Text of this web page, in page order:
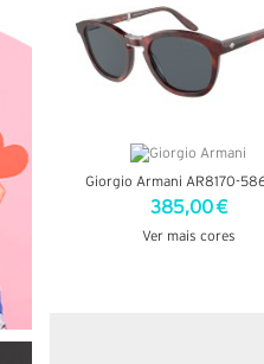
Giorgio Armani AR8170-
385,00 €
Ver mais cores